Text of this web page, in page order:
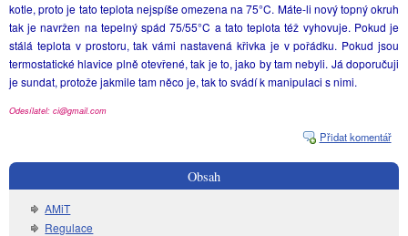
kotle, proto je tato teplota nejspíše omezena na 75°C. Máte-li nový topný okruh
tak je navržen na tepelný spád 75/55°C a tato teplota též vyhovuje. Pokud je
stálá teplota v prostoru, tak vámi nastavená křivka je v pořádku. Pokud jsou
termostatické hlavice plně otevřené, tak je to, jako by tam nebyli. Já doporučuji
je sundat, protože jakmile tam něco je, tak to svádí k manipulaci s nimi.
Odesílatel: ci@gmail.com
Přidat komentář
Obsah
AMiT
Regulace